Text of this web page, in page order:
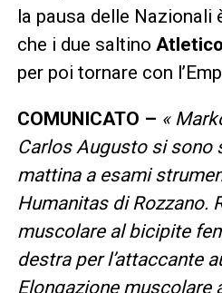
la pausa delle Nazionali
che i due saltino
per poi tornare con
COMUNICATO – «
Carlos Augusto si
mattina a esami
Humanitas di Rozzano.
muscolare al bicipite
destra per l’attaccante
Elongazione muscolare